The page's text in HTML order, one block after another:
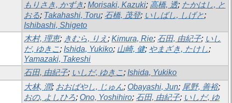
もりさき, かずき; Morisaki, Kazuki; 高橋, 透; たかはし, と
おる; Takahashi, Toru; 石橋, 茂登; いしばし, しげと;
Ishibashi, Shigeto
木村, 理恵; きむら, りえ; Kimura, Rie; 石田, 由紀子; いし
だ, ゆきこ; Ishida, Yukiko; 山崎, 健; やまざき, たけし;
Yamazaki, Takeshi
石田, 由紀子; いしだ, ゆきこ; Ishida, Yukiko
大林, 潤; おおばやし, じゅん; Obayashi, Jun; 尾野, 善裕;
おの, よしひろ; Ono, Yoshihiro; 石田, 由紀子; いしだ, ゆ